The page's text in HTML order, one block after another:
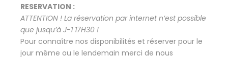
RESERVATION :
ATTENTION ! La réservation par internet n’est possible
que jusqu’à J-1 17H30 !
Pour connaître nos disponibilités et réserver pour le
jour même ou le lendemain merci de nous